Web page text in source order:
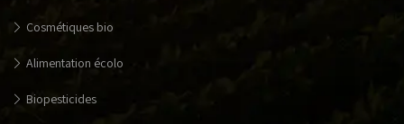
Cosmétiques bio
Alimentation écolo
Biopesticides